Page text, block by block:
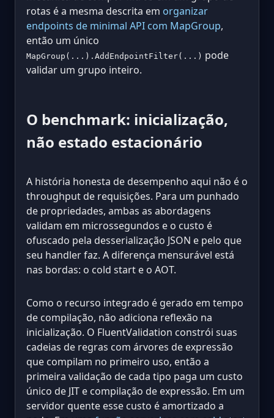
rotas é a mesma descrita em organizar
endpoints de minimal API com MapGroup,
então um único
MapGroup(...).AddEndpointFilter(...) pode
validar um grupo inteiro.
O benchmark: inicialização,
não estado estacionário
A história honesta de desempenho aqui não é o
throughput de requisições. Para um punhado
de propriedades, ambas as abordagens
validam em microssegundos e o custo é
ofuscado pela desserialização JSON e pelo que
seu handler faz. A diferença mensurável está
nas bordas: o cold start e o AOT.
Como o recurso integrado é gerado em tempo
de compilação, não adiciona reflexão na
inicialização. O FluentValidation constrói suas
cadeias de regras com árvores de expressão
que compilam no primeiro uso, então a
primeira validação de cada tipo paga um custo
único de JIT e compilação de expressão. Em um
servidor quente esse custo é amortizado a